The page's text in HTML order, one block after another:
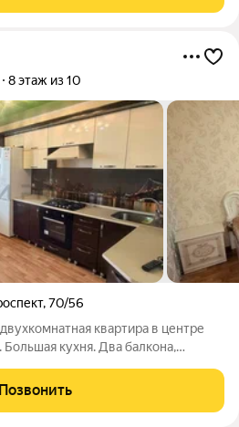
8 этаж из 10
,70/56
квартира в центре
кухня. Два балкона,
Позвонить